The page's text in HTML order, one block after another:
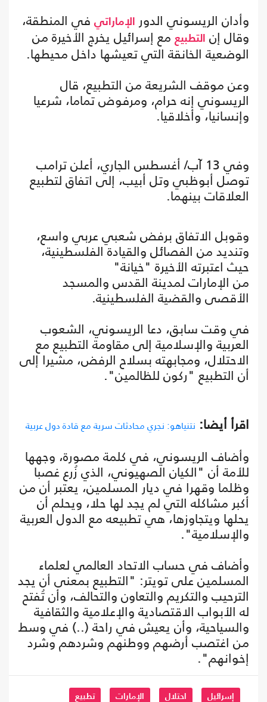
وأدان الريسوني الدور
الإماراتي في المنطقة،
وقال إن
التطبيع مع إسرائيل يخرج الأخيرة من
الوضعية الخانقة التي تعيشها داخل محيطها.
وعن موقف الشريعة من التطبيع، قال
الريسوني إنه حرام، ومرفوض تماما، شرعيا
وإنسانيا، وأخلاقيا.
وفي 13 آب/ أغسطس الجاري، أعلن ترامب
توصل أبوظبي وتل أبيب، إلى اتفاق لتطبيع
العلاقات بينهما.
وقوبل الاتفاق برفض شعبي عربي واسع،
وتنديد من الفصائل والقيادة الفلسطينية،
حيث اعتبرته الأخيرة "خيانة"
من الإمارات لمدينة القدس والمسجد
الأقصى والقضية الفلسطينية.
في وقت سابق، دعا الريسوني، الشعوب
العربية والإسلامية إلى مقاومة التطبيع مع
الاحتلال، ومجابهته بسلاح الرفض، مشيرا إلى
أن التطبيع "ركون للظالمين".
اقرأ أيضا: نتنياهو: نجري محادثات سرية مع قادة دول عربية
وأضاف الريسوني، في كلمة مصورة، وجهها
للأمة أن "الكيان الصهيوني، الذي زُرع غصبا
وظلما وقهرا في ديار المسلمين، يعتبر أن من
أكبر مشاكله التي لم يجد لها حلا، ويحلم أن
يحلها ويتجاوزها، هي تطبيعه مع الدول العربية
والإسلامية".
وأضاف في حساب الاتحاد العالمي لعلماء
المسلمين على تويتر: "التطبيع بمعنى أن يجد
الترحيب والتكريم والتعاون والتحالف، وأن تُفتح
له الأبواب الاقتصادية والإعلامية والثقافية
والسياحية، وأن يعيش في راحة (..) في وسط
من اغتصب أرضهم ووطنهم وشردهم وشرد
إخوانهم".
إسرائيل احتلال الإمارات تطبيع